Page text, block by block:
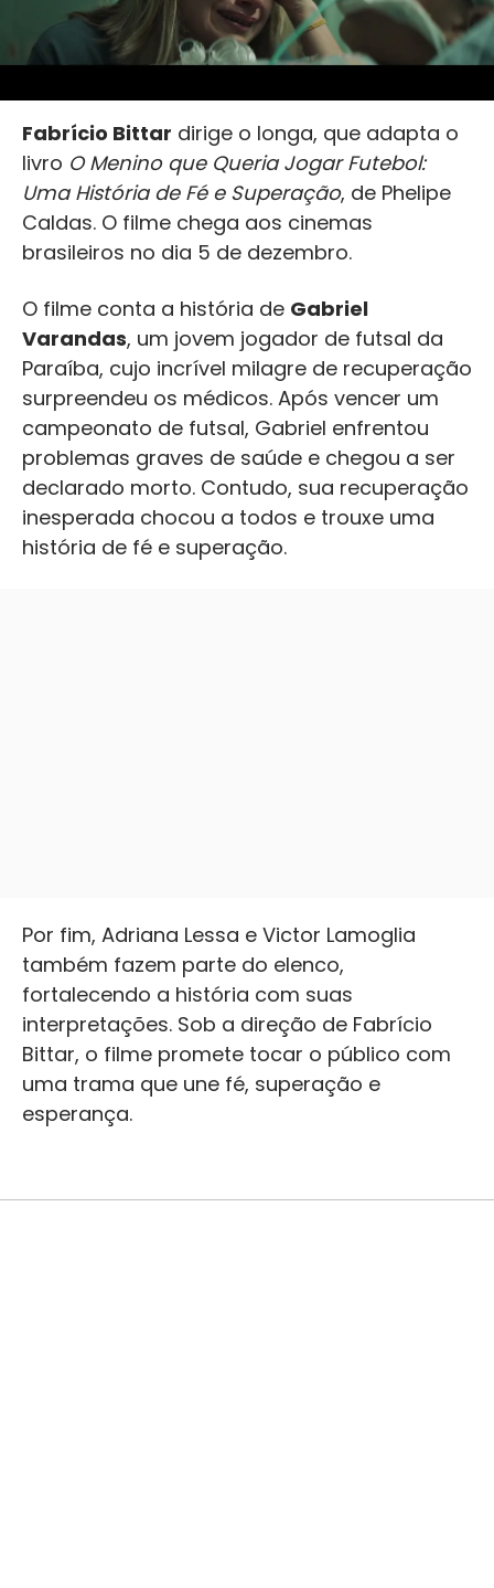
Fabrício Bittar dirige o longa, que adapta o
livro O Menino que Queria Jogar Futebol:
Uma História de Fé e Superação, de Phelipe
Caldas. O filme chega aos cinemas
brasileiros no dia 5 de dezembro.
O filme conta a história de Gabriel
Varandas, um jovem jogador de futsal da
Paraíba, cujo incrível milagre de recuperação
surpreendeu os médicos. Após vencer um
campeonato de futsal, Gabriel enfrentou
problemas graves de saúde e chegou a ser
declarado morto. Contudo, sua recuperação
inesperada chocou a todos e trouxe uma
história de fé e superação.
Por fim, Adriana Lessa e Victor Lamoglia
também fazem parte do elenco,
fortalecendo a história com suas
interpretações. Sob a direção de Fabrício
Bittar, o filme promete tocar o público com
uma trama que une fé, superação e
esperança.